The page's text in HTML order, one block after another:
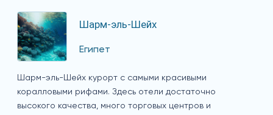
Шарм-эль-Шейх
Египет
Шарм-эль-Шейх курорт с самыми красивыми
коралловыми рифами. Здесь отели достаточно
высокого качества, много торговых центров и